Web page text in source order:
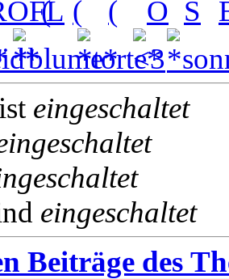
ist eingeschaltet
eingeschaltet
Beiträge des